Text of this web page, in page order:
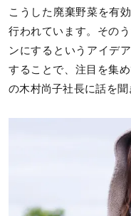
こうした廃棄野菜を有
行われています。その
ンにするというアイデ
することで、注目を集
の木村尚子社長に話を聞